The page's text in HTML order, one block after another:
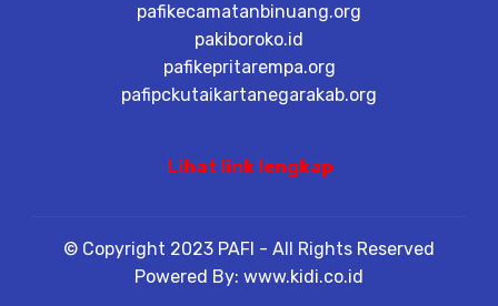
pafikecamatanbinuang.org
pakiboroko.id
pafikepritarempa.org
pafipckutaikartanegarakab.org
Lihat link lengkap
© Copyright 2023 PAFI - All Rights Reserved
Powered By: www.kidi.co.id